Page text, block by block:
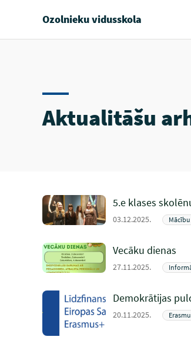
Ozolnieku vidusskola
Aktualitāšu
5.e klases
03.12.2025.
Vecāku dienas
27.11.2025.
Demokrātijas
20.11.2025.